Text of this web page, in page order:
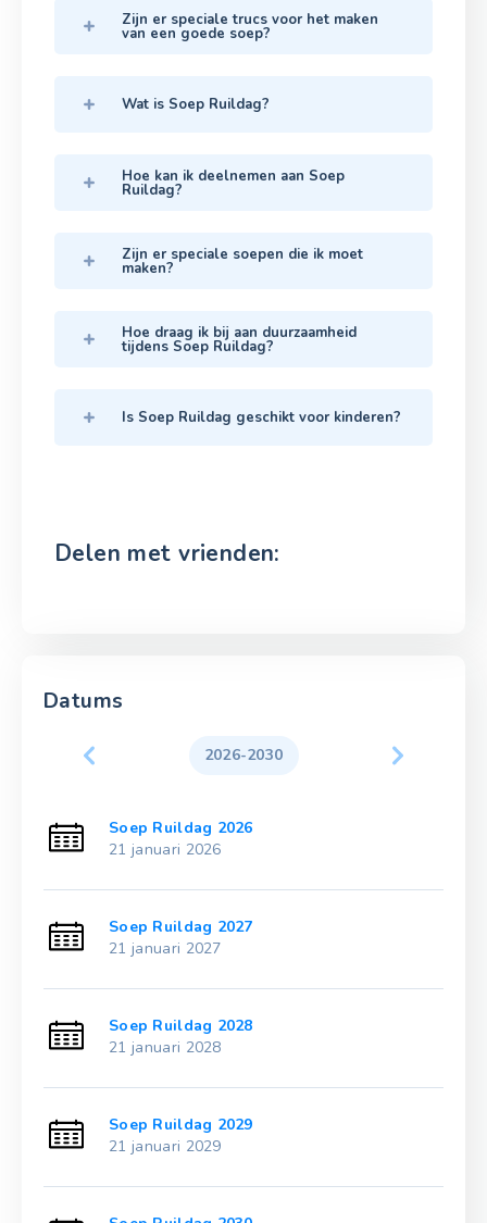
Zijn er speciale trucs voor het maken
van een goede soep?
Wat is Soep Ruildag?
Hoe kan ik deelnemen aan Soep
Ruildag?
Zijn er speciale soepen die ik moet
maken?
Hoe draag ik bij aan duurzaamheid
tijdens Soep Ruildag?
Is Soep Ruildag geschikt voor kinderen?
Delen met vrienden:
Datums
2026-2030
Soep Ruildag 2026
21 januari 2026
Soep Ruildag 2027
21 januari 2027
Soep Ruildag 2028
21 januari 2028
Soep Ruildag 2029
21 januari 2029